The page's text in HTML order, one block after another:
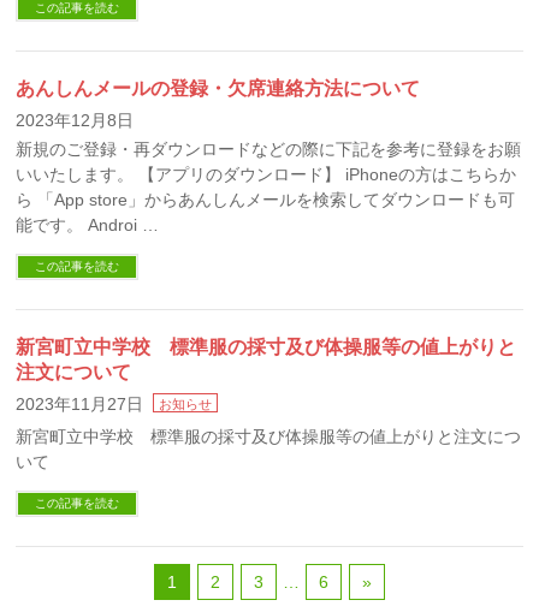
この記事を読む
あんしんメールの登録・欠席連絡方法について
2023年12月8日
新規のご登録・再ダウンロードなどの際に下記を参考に登録をお願
いいたします。 【アプリのダウンロード】 iPhoneの方はこちらか
ら 「App store」からあんしんメールを検索してダウンロードも可
能です。 Androi …
この記事を読む
新宮町立中学校 標準服の採寸及び体操服等の値上がりと
注文について
2023年11月27日 お知らせ
新宮町立中学校 標準服の採寸及び体操服等の値上がりと注文につ
いて
この記事を読む
1 2 3 6 »